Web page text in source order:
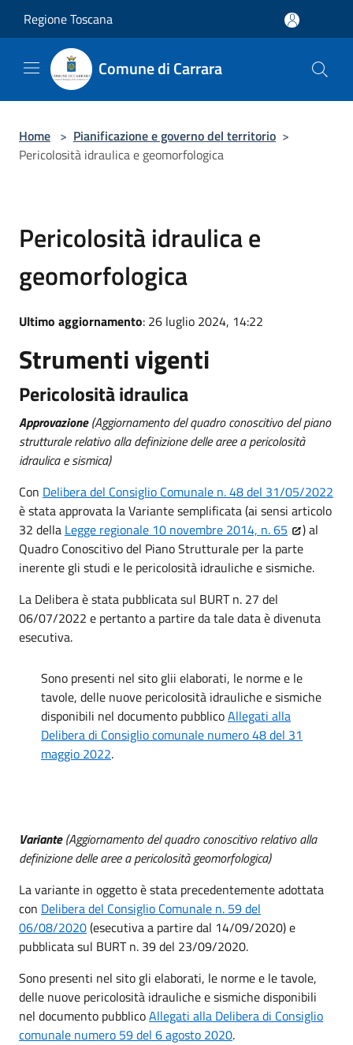
Regione Toscana
Comune di Carrara
Home > Pianificazione e governo del territorio >
Pericolosità idraulica e geomorfologica
Pericolosità idraulica e
geomorfologica
Ultimo aggiornamento: 26 luglio 2024, 14:22
Strumenti vigenti
Pericolosità idraulica
Approvazione(Aggiornamento del quadro conoscitivo del piano
strutturale relativo alla definizione delle aree a pericolosità
idraulica e sismica)
Con Delibera del Consiglio Comunale n. 48 del 31/05/2022
è stata approvata la Variante semplificata (ai sensi articolo
32 della Legge regionale 10 novembre 2014, n. 65
) al
Quadro Conoscitivo del Piano Strutturale per la parte
inerente gli studi e le pericolosità idrauliche e sismiche.
La Delibera è stata pubblicata sul BURT n. 27 del
06/07/2022 e pertanto a partire da tale data è divenuta
esecutiva.
Sono presenti nel sito glii elaborati, le norme e le
tavole, delle nuove pericolosità idrauliche e sismiche
disponibili nel documento pubblicoAllegati alla
Delibera di Consiglio comunale numero 48 del 31
maggio 2022.
Variante(Aggiornamento del quadro conoscitivo relativo alla
definizione delle aree a pericolosità geomorfologica)
La variante in oggetto è stata precedentemente adottata
con Delibera del Consiglio Comunale n. 59 del
06/08/2020(esecutiva a partire dal 14/09/2020) e
pubblicata sul BURT n. 39 del 23/09/2020.
Sono presenti nel sito gli elaborati, le norme e le tavole,
delle nuove pericolosità idrauliche e sismiche disponibili
nel documento pubblicoAllegati alla Delibera di Consiglio
comunale numero 59 del 6 agosto 2020.